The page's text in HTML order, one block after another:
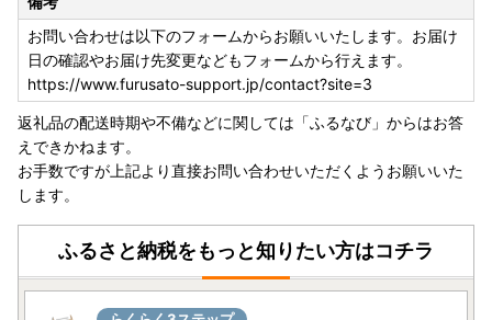
お問い合わせは以下のフォームからお願いいたします。お届け
日の確認やお届け先変更などもフォームから行えます。
https://www.furusato-support.jp/contact?site=3
返礼品の配送時期や不備などに関しては「ふるなび」からはお答
えできかねます。
お手数ですが上記より直接お問い合わせいただくようお願いいた
します。
ふるさと納税をもっと知りたい方はコチラ